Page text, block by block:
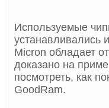
Используемые
устанавливались
Micron обладает
доказано на
посмотреть, как
GoodRam.